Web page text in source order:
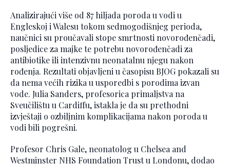
Analizirajući više od 87 hiljada poroda u vodi u
Engleskoj i Walesu tokom sedmogodišnjeg perioda,
naučnici su proučavali stope smrtnosti novorođenčadi,
posljedice za majke te potrebu novorođenčadi za
antibiotike ili intenzivnu neonatalnu njegu nakon
rođenja. Rezultati objavljeni u časopisu BJOG pokazali su
da nema većih rizika u usporedbi s porodima izvan
vode. Julia Sanders, profesorica primaljstva na
Sveučilištu u Cardiffu, istakla je da su prethodni
izvještaji o ozbiljnim komplikacijama nakon poroda u
vodi bili pogrešni.
Profesor Chris Gale, neonatolog u Chelsea and
Westminster NHS Foundation Trust u Londonu, dodao